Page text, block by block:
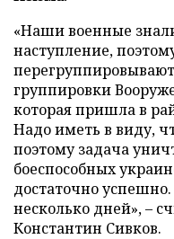
«Наши военные
наступление,
группировки
которая пришла в
Надо иметь в виду,
поэтому задача
боеспособных
достаточно
несколько дней», –
Константин Сивков.